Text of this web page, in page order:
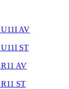
AV
ST
AV
ST